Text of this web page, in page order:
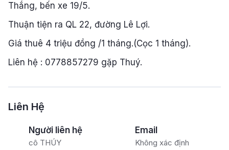
Thắng, bến xe 19/5.
Thuận tiện ra QL 22, đường Lê Lợi.
Giá thuê 4 triệu đồng /1 tháng.(Cọc 1 tháng).
Liên hệ : 0778857279 gặp Thuý.
Liên Hệ
Người liên hệ
cô THÚY
Email
Không xác định